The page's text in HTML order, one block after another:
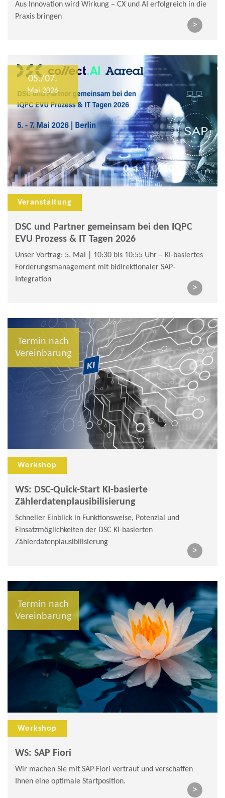
Aus Innovation wird Wirkung – CX und AI erfolgreich in die
Praxis bringen​
>
05./07.
Mai 2026
Veranstaltung
DSC und Partner gemeinsam bei den IQPC
EVU Prozess & IT Tagen 2026
Unser Vortrag: 5. Mai | 10:30 bis 10:55 Uhr – KI-basiertes
Forderungsmanagement mit bidirektionaler SAP-
Integration
>
Termin nach
Vereinbarung
Workshop
WS: DSC-Quick-Start KI-basierte
Zählerdatenplausibilisierung
Schneller Einblick in Funktionsweise, Potenzial und
Einsatzmöglichkeiten der DSC KI-basierten
Zählerdatenplausibilisierung
>
Termin nach
Vereinbarung
Workshop
WS: SAP Fiori
Wir machen Sie mit SAP Fiori vertraut und verschaffen
Ihnen eine optimale Startposition.
>